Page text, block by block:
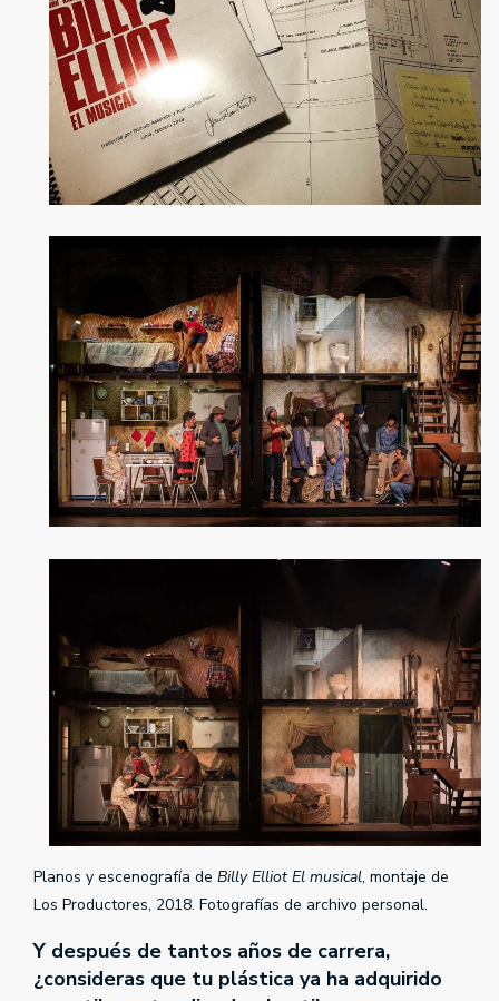
Planos y escenografía de Billy Elliot El musical, montaje de
Los Productores, 2018. Fotografías de archivo personal.
Y después de tantos años de carrera,
¿consideras que tu plástica ya ha adquirido